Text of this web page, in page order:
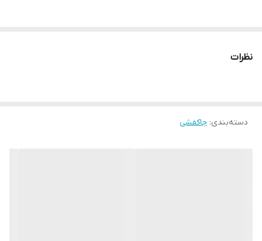
نظرات
دسته‌بندی: جاکفشی